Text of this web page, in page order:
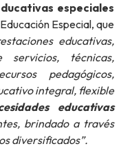
especiales
Especial, que
educativas,
técnicas,
pedagógicos,
integral, flexible
educativas
brindado a través
diversificados”.